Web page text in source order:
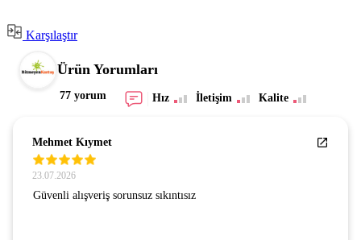
Karşılaştır
Ürün Yorumları
77 yorum Hız İletişim Kalite
Mehmet Kıymet
23.07.2026
Güvenli alışveriş sorunsuz sıkıntısız